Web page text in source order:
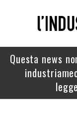
Questa news